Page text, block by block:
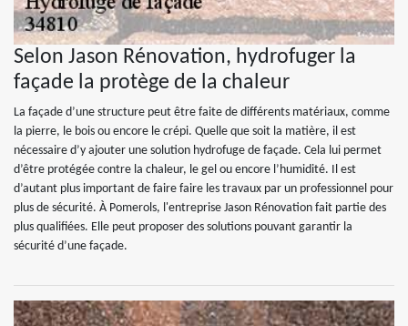
Selon Jason Rénovation, hydrofuger la
façade la protège de la chaleur
La façade d’une structure peut être faite de différents matériaux, comme
la pierre, le bois ou encore le crépi. Quelle que soit la matière, il est
nécessaire d’y ajouter une solution hydrofuge de façade. Cela lui permet
d’être protégée contre la chaleur, le gel ou encore l’humidité. Il est
d’autant plus important de faire faire les travaux par un professionnel pour
plus de sécurité. À Pomerols, l'entreprise Jason Rénovation fait partie des
plus qualifiées. Elle peut proposer des solutions pouvant garantir la
sécurité d’une façade.